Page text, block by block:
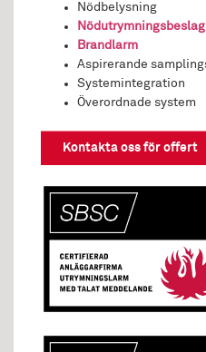
Nödbelysning
Brandlarm
Aspirerande
Systemintegration
Överordnade system
Kontakta oss för offert